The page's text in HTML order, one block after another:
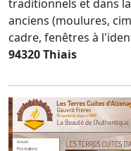
traditionnels et dans
anciens (moulures,
cadre, fenêtres à
94320 Thiais